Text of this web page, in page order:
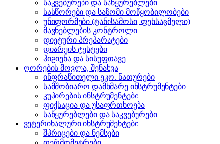
საკვებურები და საწყურებლები
სასწორები და საზომი მოწყობილობები
უნიფორმები (ტანისამოსი, ფეხსაცმელი)
მავნებლების კონტროლი
დიეტური პრეპარატები
დიარეის ტესტები
ჰიგიენა და სისუფთავე
ღორების მოვლა, შენახვა
ინფრაწითელი ეკო. ნათურები
სამშობიარო დამხმარე ინსტრუმენტები
კუპირების ინსტრუმენტები
ფიქსაცია და უსაფრთხოება
საწყურებლები და საკვებურები
ვეტერინალური ინსტრუმენტები
შპრიცები და ნემსები
თერმომეტრები